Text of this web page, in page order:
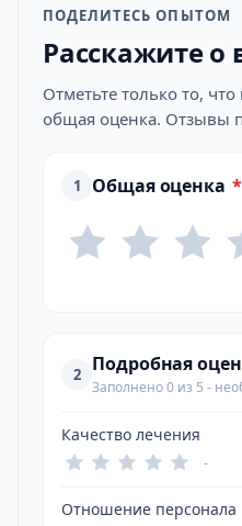
ПОДЕЛИТЕСЬ ОПЫТОМ
Расскажите о
Отметьте только то,
общая оценка. Отзывы
1 Общая оценка *
2 Подробная
Заполнено 0 из 5 -
Качество лечения
-
Отношение персонала